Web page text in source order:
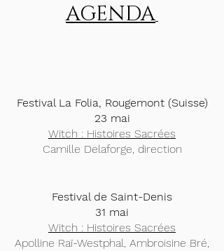
Festival La Folia, Rougemont (Suisse)
23 mai
Witch : Histoires Sacrées
Camille Delaforge, direction
Festival de Saint-Denis
31 mai
Witch : Histoires Sacrées
Apolline Raï-Westphal, Ambroisine Bré,
AGENDA